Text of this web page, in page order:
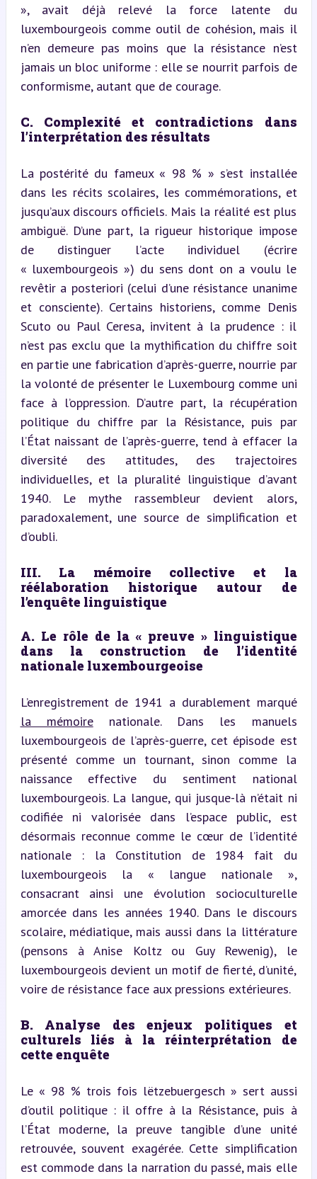
», avait déjà relevé la force latente du
luxembourgeois comme outil de cohésion, mais il
n’en demeure pas moins que la résistance n’est
jamais un bloc uniforme : elle se nourrit parfois de
conformisme, autant que de courage.
C. Complexité et contradictions dans
l’interprétation des résultats
La postérité du fameux « 98 % » s’est installée
dans les récits scolaires, les commémorations, et
jusqu’aux discours officiels. Mais la réalité est plus
ambiguë. D’une part, la rigueur historique impose
de distinguer l’acte individuel (écrire
« luxembourgeois ») du sens dont on a voulu le
revêtir a posteriori (celui d’une résistance unanime
et consciente). Certains historiens, comme Denis
Scuto ou Paul Ceresa, invitent à la prudence : il
n’est pas exclu que la mythification du chiffre soit
en partie une fabrication d’après-guerre, nourrie par
la volonté de présenter le Luxembourg comme uni
face à l’oppression. D’autre part, la récupération
politique du chiffre par la Résistance, puis par
l’État naissant de l’après-guerre, tend à effacer la
diversité des attitudes, des trajectoires
individuelles, et la pluralité linguistique d’avant
1940. Le mythe rassembleur devient alors,
paradoxalement, une source de simplification et
d’oubli.
III. La mémoire collective et la
réélaboration historique autour de
l’enquête linguistique
A. Le rôle de la « preuve » linguistique
dans la construction de l’identité
nationale luxembourgeoise
L’enregistrement de 1941 a durablement marqué
la mémoire nationale. Dans les manuels
luxembourgeois de l’après-guerre, cet épisode est
présenté comme un tournant, sinon comme la
naissance effective du sentiment national
luxembourgeois. La langue, qui jusque-là n’était ni
codifiée ni valorisée dans l’espace public, est
désormais reconnue comme le cœur de l’identité
nationale : la Constitution de 1984 fait du
luxembourgeois la « langue nationale »,
consacrant ainsi une évolution socioculturelle
amorcée dans les années 1940. Dans le discours
scolaire, médiatique, mais aussi dans la littérature
(pensons à Anise Koltz ou Guy Rewenig), le
luxembourgeois devient un motif de fierté, d’unité,
voire de résistance face aux pressions extérieures.
B. Analyse des enjeux politiques et
culturels liés à la réinterprétation de
cette enquête
Le « 98 % trois fois lëtzebuergesch » sert aussi
d’outil politique : il offre à la Résistance, puis à
l’État moderne, la preuve tangible d’une unité
retrouvée, souvent exagérée. Cette simplification
est commode dans la narration du passé, mais elle